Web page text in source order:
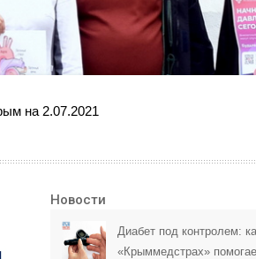
на 2.07.2021
Новости
Диабет под контролем:
«Крыммедстрах»